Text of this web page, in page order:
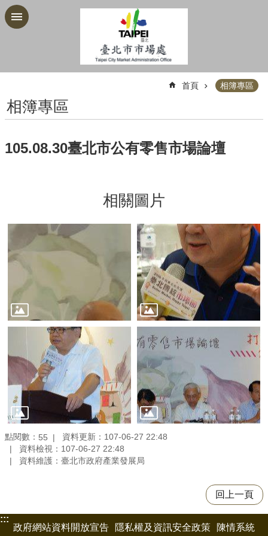
跳到主要內容區塊
首頁 相簿專區
相簿專區
105.08.30臺北市公有零售市場論壇
相關圖片
點閱數： 55
資料更新：107-06-27 22:48
資料檢視：107-06-27 22:48
資料維護：臺北市政府產業發展局
回上一頁
:::
政府網站資料開放宣告
隱私權及資訊安全政策 陳情系統